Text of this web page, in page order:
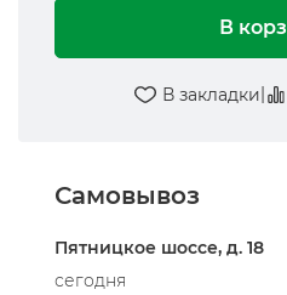
В
В закладки|
Самовывоз
Пятницкое шоссе, д. 18
сегодня